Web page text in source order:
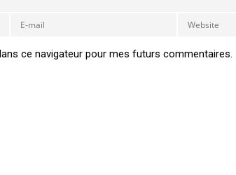
ce navigateur pour mes futurs commentaires.